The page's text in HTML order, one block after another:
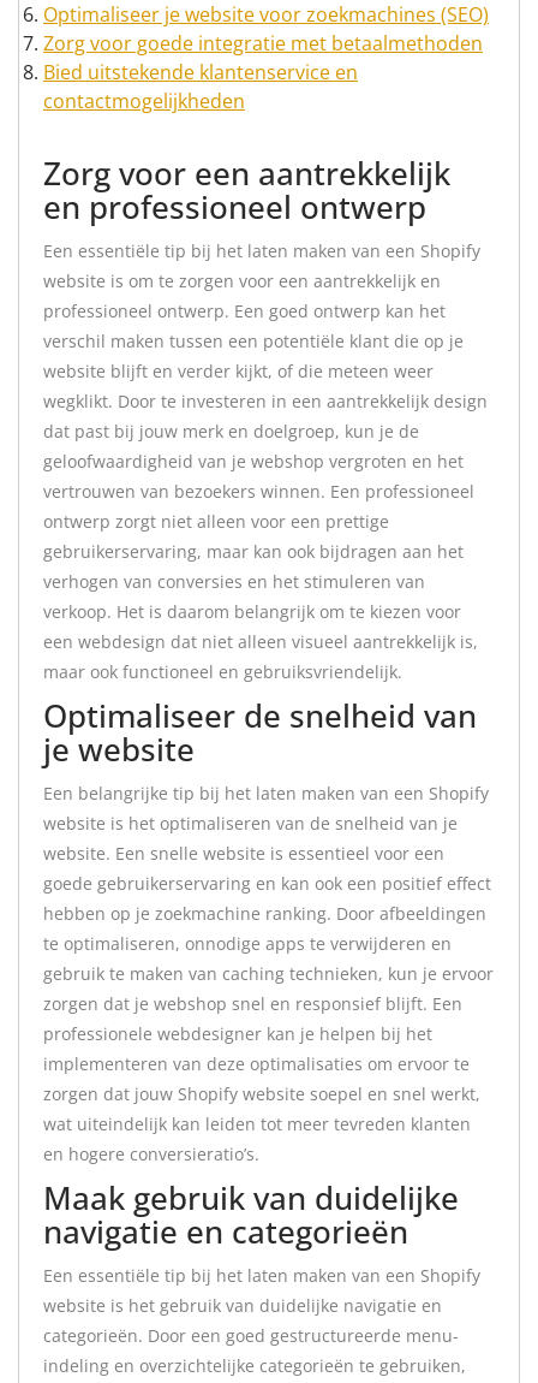
Optimaliseer je website voor zoekmachines (SEO)
Zorg voor goede integratie met betaalmethoden
Bied uitstekende klantenservice en
contactmogelijkheden
Zorg voor een aantrekkelijk
en professioneel ontwerp
Een essentiële tip bij het laten maken van een Shopify
website is om te zorgen voor een aantrekkelijk en
professioneel ontwerp. Een goed ontwerp kan het
verschil maken tussen een potentiële klant die op je
website blijft en verder kijkt, of die meteen weer
wegklikt. Door te investeren in een aantrekkelijk design
dat past bij jouw merk en doelgroep, kun je de
geloofwaardigheid van je webshop vergroten en het
vertrouwen van bezoekers winnen. Een professioneel
ontwerp zorgt niet alleen voor een prettige
gebruikerservaring, maar kan ook bijdragen aan het
verhogen van conversies en het stimuleren van
verkoop. Het is daarom belangrijk om te kiezen voor
een webdesign dat niet alleen visueel aantrekkelijk is,
maar ook functioneel en gebruiksvriendelijk.
Optimaliseer de snelheid van
je website
Een belangrijke tip bij het laten maken van een Shopify
website is het optimaliseren van de snelheid van je
website. Een snelle website is essentieel voor een
goede gebruikerservaring en kan ook een positief effect
hebben op je zoekmachine ranking. Door afbeeldingen
te optimaliseren, onnodige apps te verwijderen en
gebruik te maken van caching technieken, kun je ervoor
zorgen dat je webshop snel en responsief blijft. Een
professionele webdesigner kan je helpen bij het
implementeren van deze optimalisaties om ervoor te
zorgen dat jouw Shopify website soepel en snel werkt,
wat uiteindelijk kan leiden tot meer tevreden klanten
en hogere conversieratio’s.
Maak gebruik van duidelijke
navigatie en categorieën
Een essentiële tip bij het laten maken van een Shopify
website is het gebruik van duidelijke navigatie en
categorieën. Door een goed gestructureerde menu-
indeling en overzichtelijke categorieën te gebruiken,